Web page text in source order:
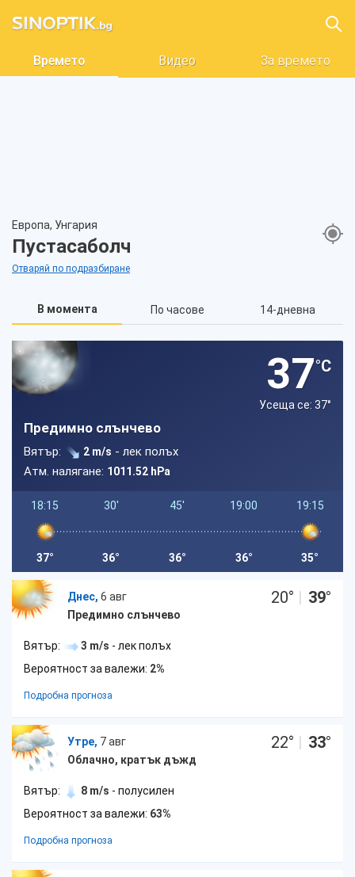
Времето Видео За времето
Европа, Унгария
Пустасаболч
Отваряй по подразбиране
В момента По часове 14-дневна
37°C
Усеща се: 37°
Предимно слънчево
Вятър: 2 m/s - лек полъх
Атм. налягане: 1011.52 hPa
18:15
37°
30'
36°
45'
36°
19:00
36°
19:15
35°
Днес, 6 авг
Предимно слънчево
20° | 39°
Вятър: 3 m/s - лек полъх
Вероятност за валежи: 2%
Подробна прогноза
Утре, 7 авг
Облачно, кратък дъжд
22° | 33°
Вятър: 8 m/s - полусилен
Вероятност за валежи: 63%
Подробна прогноза